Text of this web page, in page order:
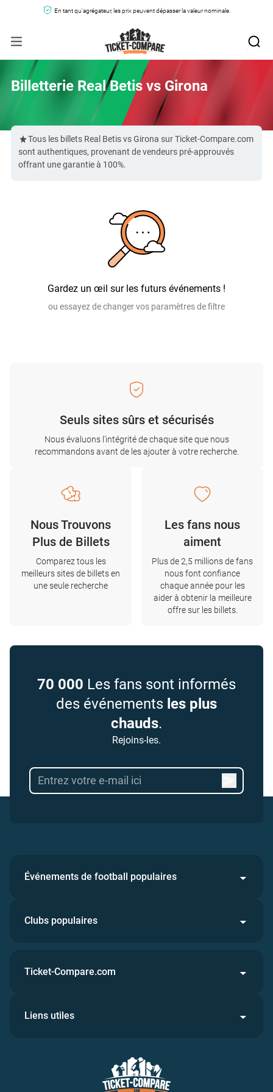
En tant qu'agrégateur, les prix peuvent dépasser la valeur nominale.
Billetterie Real Betis vs Girona
Tous les billets Real Betis vs Girona sur Ticket-Compare.com
sont authentiques, provenant de vendeurs pré-approuvés
offrant une garantie à 100%.
Gardez un œil sur les futurs événements !
ou essayez de changer vos paramètres de filtre
Seuls sites sûrs et sécurisés
Nous évaluons l'intégrité de chaque site que nous
recommandons avant de les ajouter à votre recherche.
Nous Trouvons
Plus de Billets
Comparez tous les
meilleurs sites de billets en
une seule recherche
Les fans nous
aiment
Plus de 2,5 millions de fans
nous font confiance
chaque année pour les
aider à obtenir la meilleure
offre sur les billets.
70 000 Les fans sont informés
des événements les plus
chauds.
Rejoins-les.
Événements de football populaires
Clubs populaires
Ticket-Compare.com
Liens utiles